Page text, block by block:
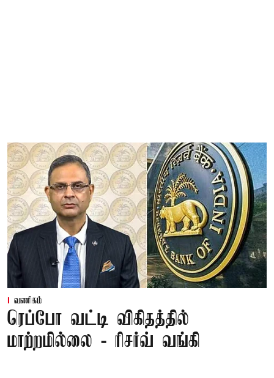
வணிகம்
ரெப்போ வட்டி விகிதத்தில்
மாற்றமில்லை - ரிசர்வ் வங்கி